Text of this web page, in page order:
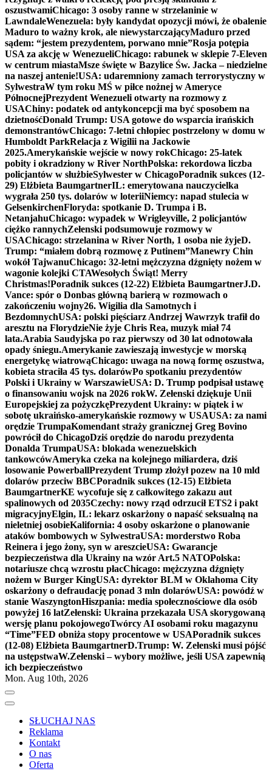
oszustwamiChicago: 3 osoby ranne w strzelaninie w
LawndaleWenezuela: były kandydat opozycji mówi, że obalenie
Maduro to ważny krok, ale niewystarczającyMaduro przed
sądem: “jestem prezydentem, porwano mnie”Rosja potępia
USA za akcję w WenezueliChicago: rabunek w sklepie 7-Eleven
w centrum miastaMsze święte w Bazylice Św. Jacka – niedzielne
na naszej antenie!USA: udaremniony zamach terrorystyczny w
SylwestraW tym roku MŚ w piłce nożnej w Ameryce
PółnocnejPrezydent Wenezueli otwarty na rozmowy z
USAChiny: podatek od antykoncepcji ma być sposobem na
dzietnośćDonald Trump: USA gotowe do wsparcia irańskich
demonstrantówChicago: 7-letni chłopiec postrzelony w domu w
Humboldt ParkRelacja z Wigilii na Jackowie
2025.Amerykańskie wejście w nowy rokChicago: 25-latek
pobity i okradziony w River NorthPolska: rekordowa liczba
policjantów w służbieSylwester w ChicagoPoradnik sukces (12-
29) Elżbieta BaumgartnerIL: emerytowana nauczycielka
wygrała 250 tys. dolarów w loteriiNiemcy: napad stulecia w
GelsenkirchenFloryda: spotkanie D. Trumpa i B.
NetanjahuChicago: wypadek w Wrigleyville, 2 policjantów
ciężko rannychZełenski podsumowuje rozmowy w
USAChicago: strzelanina w River North, 1 osoba nie żyjeD.
Trump: “miałem dobrą rozmowę z Putinem”Manewry Chin
wokół TajwanuChicago: 32-letni mężczyzna dźgnięty nożem w
wagonie kolejki CTAWesołych Świąt! Merry
Christmas!Poradnik sukces (12-22) Elżbieta BaumgartnerJ.D.
Vance: spór o Donbas główną barierą w rozmowach o
zakończeniu wojny26. Wigilia dla Samotnych i
BezdomnychUSA: polski pięściarz Andrzej Wawrzyk trafił do
aresztu na FlorydzieNie żyje Chris Rea, muzyk miał 74
lata.Arabia Saudyjska po raz pierwszy od 30 lat odnotowała
opady śniegu.Amerykanie zawieszają inwestycje w morską
energetykę wiatrowąChicago: uwaga na nową formę oszustwa,
kobieta straciła 45 tys. dolarówPo spotkaniu prezydentów
Polski i Ukrainy w WarszawieUSA: D. Trump podpisał ustawę
o finansowaniu wojsk na 2026 rokW. Zełenski dziękuje Unii
Europejskiej za pożyczkęPrezydent Ukrainy: w piątek i w
sobotę ukraińsko-amerykańskie rozmowy w USAUSA: za nami
orędzie TrumpaKomendant straży granicznej Greg Bovino
powrócił do ChicagoDziś orędzie do narodu prezydenta
Donalda TrumpaUSA: blokada wenezuelskich
tankowcówAmeryka czeka na kolejnego miliardera, dziś
losowanie PowerballPrezydent Trump złożył pozew na 10 mld
dolarów przeciw BBCPoradnik sukces (12-15) Elżbieta
BaumgartnerKE wycofuje się z całkowitego zakazu aut
spalinowych od 2035Czechy: nowy rząd odrzucił ETS2 i pakt
migracyjnyElgin, IL: lekarz oskarżony o napaść seksualną na
nieletniej osobieKalifornia: 4 osoby oskarżone o planowanie
ataków bombowych w SylwestraUSA: morderstwo Roba
Reinera i jego żony, syn w areszcieUSA: Gwarancje
bezpieczeństwa dla Ukrainy na wzór Art.5 NATOPolska:
notariusze chcą wzrostu płacChicago: mężczyzna dźgnięty
nożem w Burger KingUSA: dyrektor BLM w Oklahoma City
oskarżony o defraudację ponad 3 mln dolarówUSA: powódź w
stanie WaszyngtonHiszpania: media społecznościowe dla osób
powyżej 16 latZełenski: Ukraina przekazała USA skorygowaną
wersję planu pokojowegoTwórcy AI osobami roku magazynu
“Time”FED obniża stopy procentowe w USAPoradnik sukces
(12-08) Elżbieta BaumgartnerD.Trump: W. Zełenski musi pójść
na ustępstwaW.Zełenski – wybory możliwe, jeśli USA zapewnią
ich bezpieczeństwo
Mon. Aug 10th, 2026
SŁUCHAJ NAS
Reklama
Kontakt
O nas
Oferta